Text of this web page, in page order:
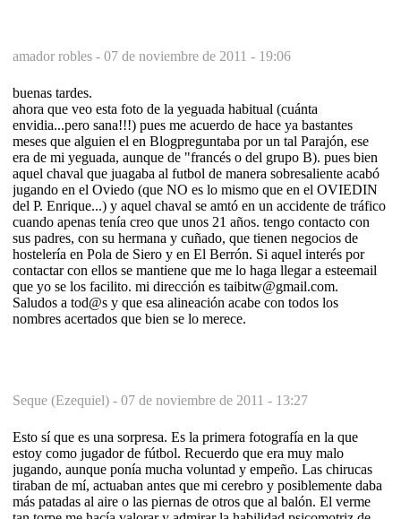
amador robles - 07 de noviembre de 2011 - 19:06
buenas tardes.
ahora que veo esta foto de la yeguada habitual (cuánta
envidia...pero sana!!!) pues me acuerdo de hace ya bastantes
meses que alguien el en Blogpreguntaba por un tal Parajón, ese
era de mi yeguada, aunque de "francés o del grupo B). pues bien
aquel chaval que juagaba al futbol de manera sobresaliente acabó
jugando en el Oviedo (que NO es lo mismo que en el OVIEDIN
del P. Enrique...) y aquel chaval se amtó en un accidente de tráfico
cuando apenas tenía creo que unos 21 años. tengo contacto con
sus padres, con su hermana y cuñado, que tienen negocios de
hostelería en Pola de Siero y en El Berrón. Si aquel interés por
contactar con ellos se mantiene que me lo haga llegar a esteemail
que yo se los facilito. mi dirección es taibitw@gmail.com.
Saludos a tod@s y que esa alineación acabe con todos los
nombres acertados que bien se lo merece.
Seque (Ezequiel) - 07 de noviembre de 2011 - 13:27
Esto sí que es una sorpresa. Es la primera fotografía en la que
estoy como jugador de fútbol. Recuerdo que era muy malo
jugando, aunque ponía mucha voluntad y empeño. Las chirucas
tiraban de mí, actuaban antes que mi cerebro y posiblemente daba
más patadas al aire o las piernas de otros que al balón. El verme